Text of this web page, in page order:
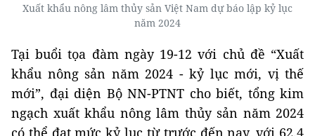
Xuất khẩu nông lâm thủy sản Việt Nam dự báo lập kỷ lục
năm 2024
Tại buổi tọa đàm ngày 19-12 với chủ đề “Xuất
khẩu nông sản năm 2024 - kỷ lục mới, vị thế
mới”, đại diện Bộ NN-PTNT cho biết, tổng kim
ngạch xuất khẩu nông lâm thủy sản năm 2024
có thể đạt mức kỷ lục từ trước đến nay, với 62,4